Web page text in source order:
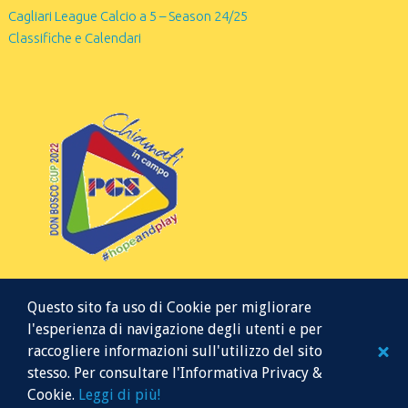
Cagliari League Calcio a 5 – Season 24/25
Classifiche e Calendari
© 2026 Mr Soccer 5
Website managed by K.B.K. Servizi
Questo sito fa uso di Cookie per migliorare
l'esperienza di navigazione degli utenti e per
raccogliere informazioni sull'utilizzo del sito
stesso. Per consultare l'Informativa Privacy &
Cookie. Leggi di più!